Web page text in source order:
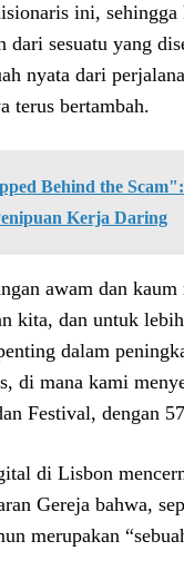
ini,
dari sesuatu yang
nyata dari
terus bertambah.
Behind the
Kerja Daring
awam dan
kita, dan untuk
dalam
mana kami
Festival, dengan
di Lisbon
Gereja bahwa,
merupakan